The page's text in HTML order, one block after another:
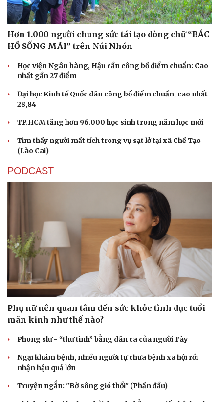
Du lịch
Podcast
Hơn 1.000 người chung sức tái tạo dòng chữ “BÁC
HỒ SỐNG MÃI” trên Núi Nhón
Học viện Ngân hàng, Hậu cần công bố điểm chuẩn: Cao
nhất gần 27 điểm
Đại học Kinh tế Quốc dân công bố điểm chuẩn, cao nhất
28,84
TP.HCM tăng hơn 96.000 học sinh trong năm học mới
Tìm thấy người mất tích trong vụ sạt lở tại xã Chế Tạo
(Lào Cai)
PODCAST
Phụ nữ nên quan tâm đến sức khỏe tình dục tuổi
mãn kinh như thế nào?
Phong slư - “thư tình” bằng dân ca của người Tày
Ngại khám bệnh, nhiều người tự chữa bệnh xã hội rồi
nhận hậu quả lớn
Truyện ngắn: "Bờ sông gió thổi" (Phần đầu)